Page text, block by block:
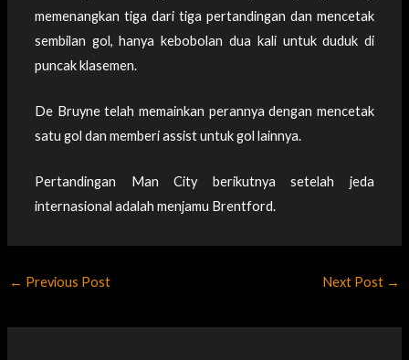
memenangkan tiga dari tiga pertandingan dan mencetak
sembilan gol, hanya kebobolan dua kali untuk duduk di
puncak klasemen.
De Bruyne telah memainkan perannya dengan mencetak
satu gol dan memberi assist untuk gol lainnya.
Pertandingan Man City berikutnya setelah jeda
internasional adalah menjamu Brentford.
← Previous Post Next Post →